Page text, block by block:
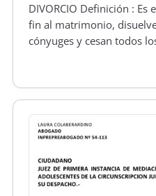
DIVORCIO Definición :
fin al matrimonio,
cónyuges y cesan todos
obligación alimenticia
declara el divorcio por